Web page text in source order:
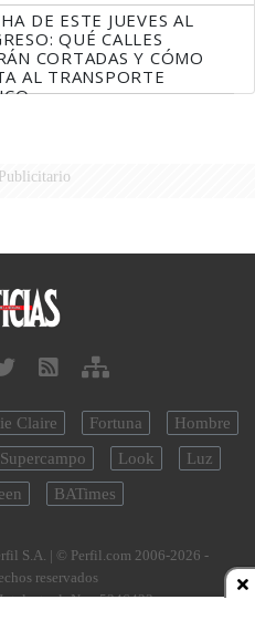
DE ESTE JUEVES AL
QUÉ CALLES
CORTADAS Y CÓMO
AL TRANSPORTE
Claire Fortuna
Hombre
Supercampo Look
Luz
BATimes
S.A. | © Perfil.com 2006-2026 -
reservados
Nro. 5346433